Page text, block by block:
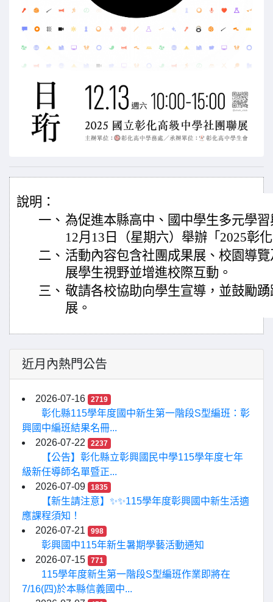
說明：
一、 為促進本縣高中、國中學生多元學
12月13日（星期六）舉辦「2025彰
二、 活動內容包含社團成果展、校園導
展學生視野並增進校際互動。
三、 敬請各校協助向學生宣導，並鼓勵
展。
近月內熱門公告
2026-07-16 2719
彰化縣115學年度國中新生第一階段S型編班：彰
興國中編班結果名冊...
2026-07-22
2237
【公告】彰化縣立彰興國民中學115學年度七年
級新任導師名單暨正...
2026-07-09
1835
【新生請注意】✨✨115學年度彰興國中新生活適
應課程須知！
2026-07-21
998
彰興國中115年新生暑期學藝活動通知
2026-07-15
771
115學年度新生第一階段S型編班作業即將在
7/16(四)於本縣信義國中...